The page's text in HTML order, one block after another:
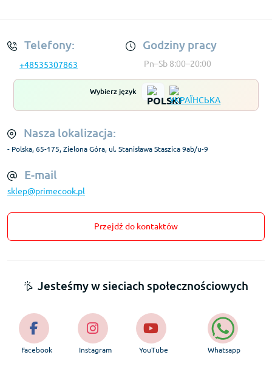
Telefony:
+48535307863
Godziny pracy
Pn–Sb 8:00–20:00
Wybierz język
Nasza lokalizacja:
- Polska, 65-175, Zielona Góra, ul. Stanisława Staszica 9ab/u-9
E-mail
sklep@primecook.pl
Przejdź do kontaktów
Jesteśmy w sieciach społecznościowych
Facebook Instagram YouTube Whatsapp